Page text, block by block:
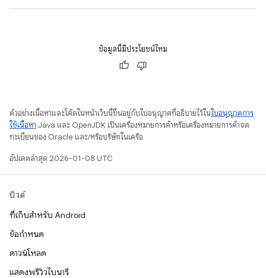
ข้อมูลนี้มีประโยชน์ไหม
ตัวอย่างเนื้อหาและโค้ดในหน้าเว็บนี้ขึ้นอยู่กับใบอนุญาตที่อธิบายไว้ในใบอนุญาตการ
ใช้เนื้อหา Java และ OpenJDK เป็นเครื่องหมายการค้าหรือเครื่องหมายการค้าจด
ทะเบียนของ Oracle และ/หรือบริษัทในเครือ
อัปเดตล่าสุด 2026-01-08 UTC
บิวด์
ที่เก็บสำหรับ Android
ข้อกำหนด
ดาวน์โหลด
แสดงพรีวิวไบนารี